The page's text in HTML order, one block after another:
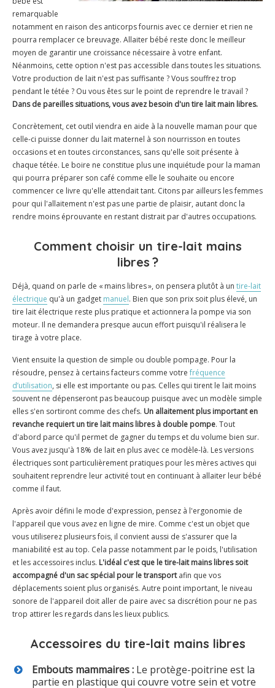
remarquable
notamment en raison des anticorps fournis avec ce dernier et rien ne
pourra remplacer ce breuvage. Allaiter bébé reste donc le meilleur
moyen de garantir une croissance nécessaire à votre enfant.
Néanmoins, cette option n'est pas accessible dans toutes les situations.
Votre production de lait n'est pas suffisante ? Vous souffrez trop
pendant le tétée ? Ou vous êtes sur le point de reprendre le travail ?
Dans de pareilles situations, vous avez besoin d'un tire lait main libres.
Concrètement, cet outil viendra en aide à la nouvelle maman pour que
celle-ci puisse donner du lait maternel à son nourrisson en toutes
occasions et en toutes circonstances, sans qu'elle soit présente à
chaque tétée. Le boire ne constitue plus une inquiétude pour la maman
qui pourra préparer son café comme elle le souhaite ou encore
commencer ce livre qu'elle attendait tant. Citons par ailleurs les femmes
pour qui l'allaitement n'est pas une partie de plaisir, autant donc la
rendre moins éprouvante en restant distrait par d'autres occupations.
Comment choisir un tire-lait mains
libres ?
Déjà, quand on parle de « mains libres », on pensera plutôt à un tire-lait
électrique qu'à un gadget manuel. Bien que son prix soit plus élevé, un
tire lait électrique reste plus pratique et actionnera la pompe via son
moteur. Il ne demandera presque aucun effort puisqu'il réalisera le
tirage à votre place.
Vient ensuite la question de simple ou double pompage. Pour la
résoudre, pensez à certains facteurs comme votrefréquence
d’utilisation, si elle est importante ou pas. Celles qui tirent le lait moins
souvent ne dépenseront pas beaucoup puisque avec un modèle simple
elles s'en sortiront comme des chefs. Un allaitement plus important en
revanche requiert un tire lait mains libres à double pompe. Tout
d'abord parce qu'il permet de gagner du temps et du volume bien sur.
Vous avez jusqu'à 18% de lait en plus avec ce modèle-là. Les versions
électriques sont particulièrement pratiques pour les mères actives qui
souhaitent reprendre leur activité tout en continuant à allaiter leur bébé
comme il faut.
Après avoir défini le mode d'expression, pensez à l'ergonomie de
l'appareil que vous avez en ligne de mire. Comme c'est un objet que
vous utiliserez plusieurs fois, il convient aussi de s'assurer que la
maniabilité est au top. Cela passe notamment par le poids, l'utilisation
et les accessoires inclus. L'idéal c'est que le tire-lait mains libres soit
accompagné d'un sac spécial pour le transportafin que vos
déplacements soient plus organisés. Autre point important, le niveau
sonore de l'appareil doit aller de paire avec sa discrétion pour ne pas
trop attirer les regards dans les lieux publics.
Accessoires du tire-lait mains libres
Embouts mammaires : Le protège-poitrine est la
partie en plastique qui couvre votre sein et votre